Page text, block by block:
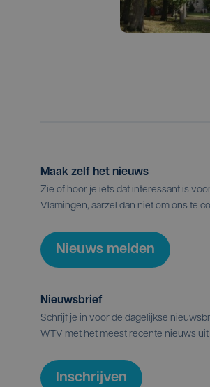
Maak zelf het nieuws
Zie of hoor je iets dat interessant is
Vlamingen, aarzel dan niet om ons te
Nieuws melden
Nieuwsbrief
Schrijf je in voor de dagelijkse
WTV met het meest recente nieuws
Inschrijven